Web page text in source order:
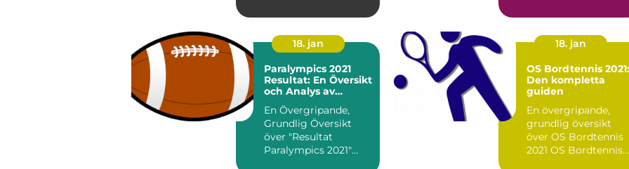
18. jan
Paralympics 2021
Resultat: En Översikt
och Analys av
En Övergripande,
Grundlig Översikt
över "Resultat
Paralympics 2021"
18. jan
OS Bordtennis 2021:
Den kompletta
guiden
En övergripande,
grundlig översikt
över OS Bordtennis
2021 OS Bordtennis